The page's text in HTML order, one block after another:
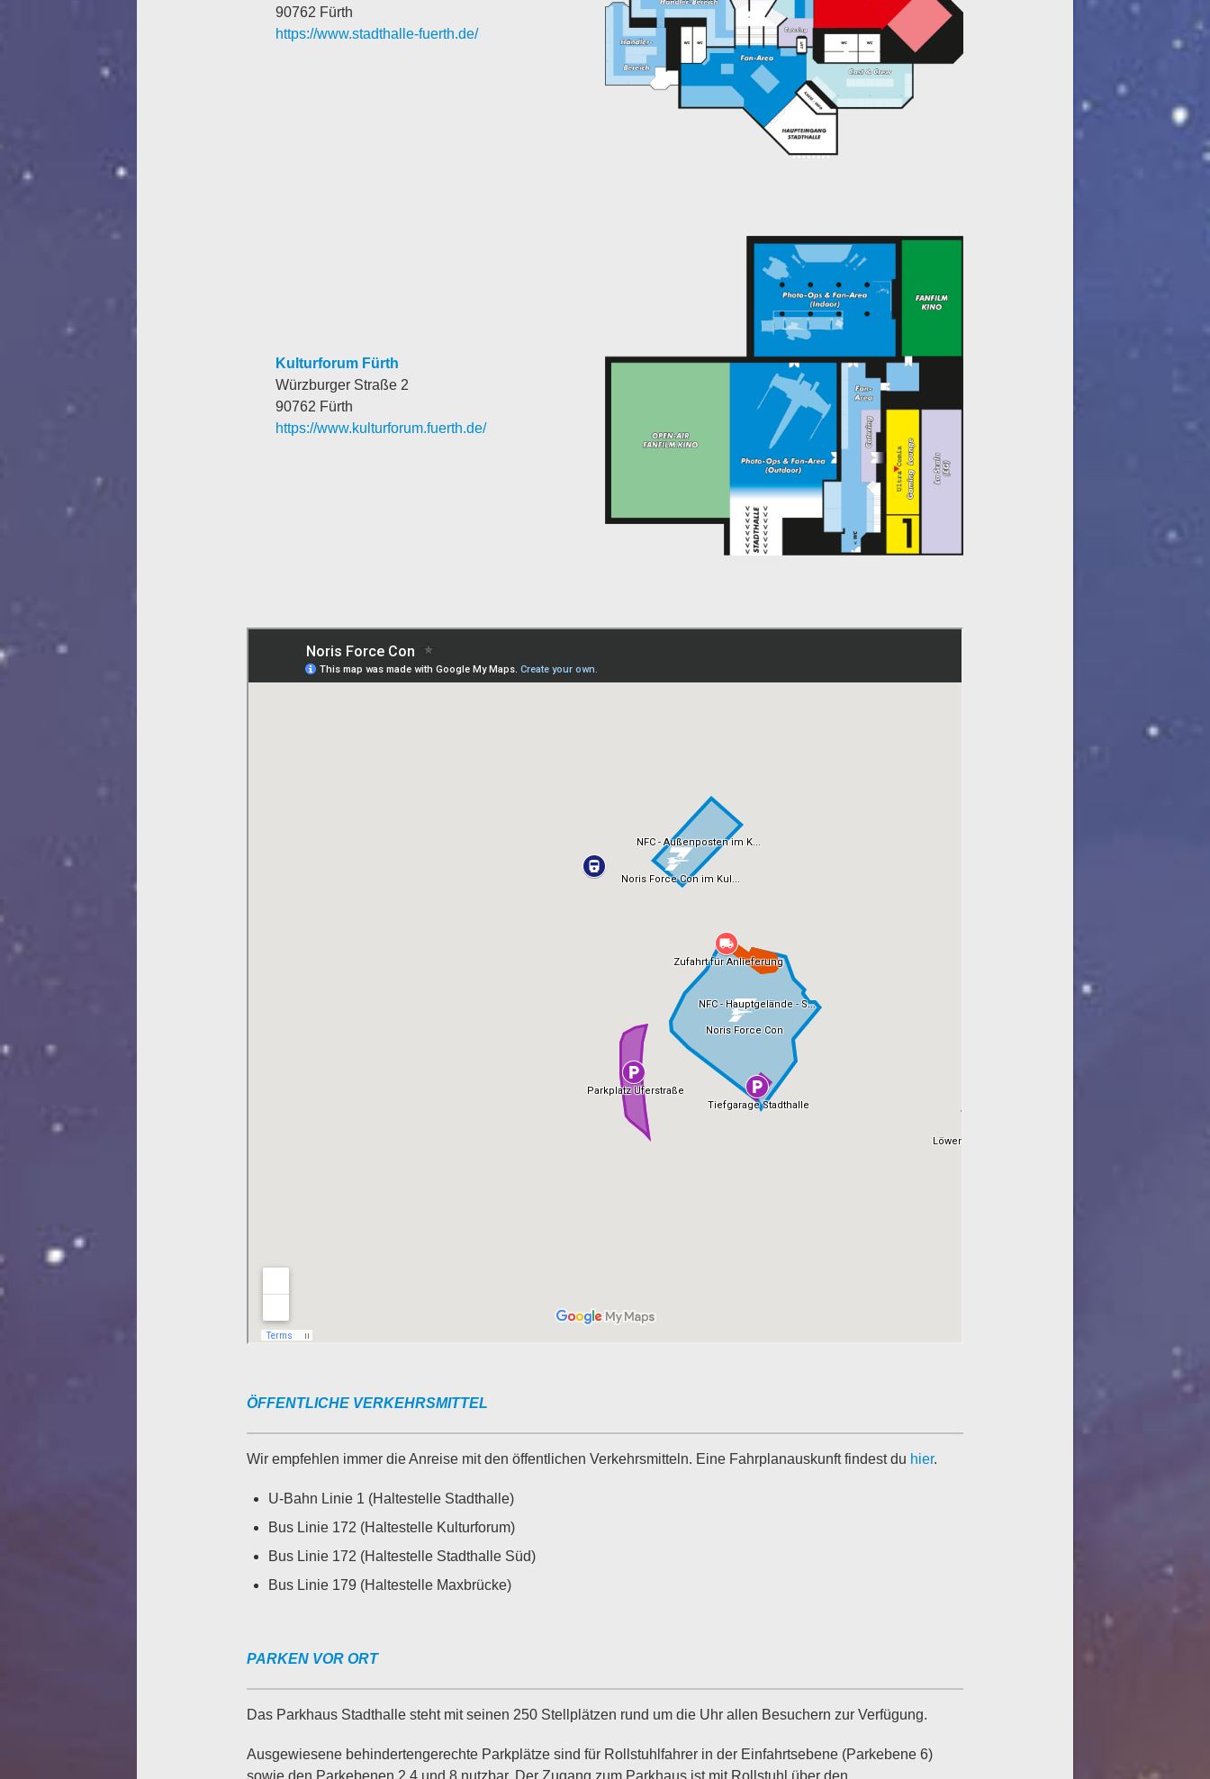
90762 Fürth
https://www.stadthalle-fuerth.de/
Kulturforum Fürth
Würzburger Straße 2
90762 Fürth
https://www.kulturforum.fuerth.de/
ÖFFENTLICHE VERKEHRSMITTEL
Wir empfehlen immer die Anreise mit den öffentlichen Verkehrsmitteln. Eine Fahrplanauskunft findest du hier.
U-Bahn Linie 1 (Haltestelle Stadthalle)
Bus Linie 172 (Haltestelle Kulturforum)
Bus Linie 172 (Haltestelle Stadthalle Süd)
Bus Linie 179 (Haltestelle Maxbrücke)
PARKEN VOR ORT
Das Parkhaus Stadthalle steht mit seinen 250 Stellplätzen rund um die Uhr allen Besuchern zur Verfügung.
Ausgewiesene behindertengerechte Parkplätze sind für Rollstuhlfahrer in der Einfahrtsebene (Parkebene 6)